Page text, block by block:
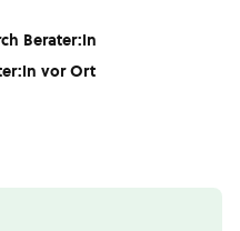
Berater:in
vor Ort